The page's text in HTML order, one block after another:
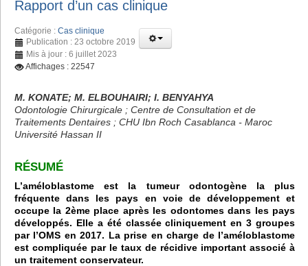
Rapport d’un cas clinique
Catégorie : Cas clinique
Publication : 23 octobre 2019
Mis à jour : 6 juillet 2023
Affichages : 22547
M. KONATE; M. ELBOUHAIRI; I. BENYAHYA
Odontologie Chirurgicale ; Centre de Consultation et de
Traitements Dentaires ; CHU Ibn Roch Casablanca - Maroc
Université Hassan II
RÉSUMÉ
L’améloblastome est la tumeur odontogène la plus
fréquente dans les pays en voie de développement et
occupe la 2ème place après les odontomes dans les pays
développés. Elle a été classée cliniquement en 3 groupes
par l’OMS en 2017. La prise en charge de l’améloblastome
est compliquée par le taux de récidive important associé à
un traitement conservateur.